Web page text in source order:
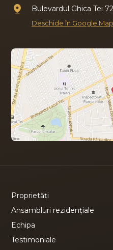
Bulevardul Ghica Tei
Deschide în Google
Proprietăți
Ansambluri rezidențiale
Echipa
Testimoniale